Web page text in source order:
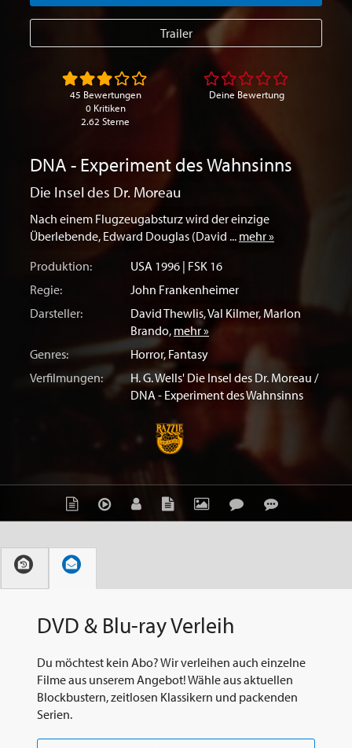
DNA - Experiment des Wahnsinns
Die Insel des Dr. Moreau
Nach einem Flugzeugabsturz wird der einzige
Überlebende, Edward Douglas (David ... mehr »
Produktion:
USA 1996 | FSK 16
Regie:
John Frankenheimer
Darsteller:
David Thewlis,Val Kilmer, Marlon
Brando, mehr »
Genres:
Horror, Fantasy
Verfilmungen:
H. G. Wells' Die Insel des Dr. Moreau /
DNA - Experiment des Wahnsinns
Trailer
45 Bewertungen
0 Kritiken
2.62 Sterne
Deine Bewertung
DVD & Blu-ray Verleih
Du möchtest kein Abo? Wir verleihen auch einzelne
Filme aus unserem Angebot! Wähle aus aktuellen
Blockbustern, zeitlosen Klassikern und packenden
Serien.